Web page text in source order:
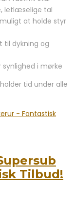
letlæselige tal
at holde styr
dykning og
synlighed i mørke
tid under alle
Tilbud!